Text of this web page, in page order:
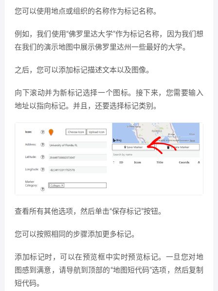
您可以使用地点或组织的名称作为标记名称。
例如，我们使用“佛罗里达大学”作为标记名称，因为我们想
在我们的演示地图中展示佛罗里达州一些最好的大学。
之后，您可以添加标记描述文本以及图像。
向下滚动并为新标记选择一个图标。接下来，您需要输入
地址以指向标记。并且，还要选择标记类别。
查看所有其他选项，然后单击“保存标记”按钮。
您可以按照相同的步骤添加更多标记。
添加标记时，可以在预览框中实时预览标记。一旦您对地
图感到满意，请导航到顶部的“地图短代码”选项，然后复制
短代码。